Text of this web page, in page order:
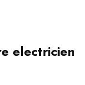
electricien